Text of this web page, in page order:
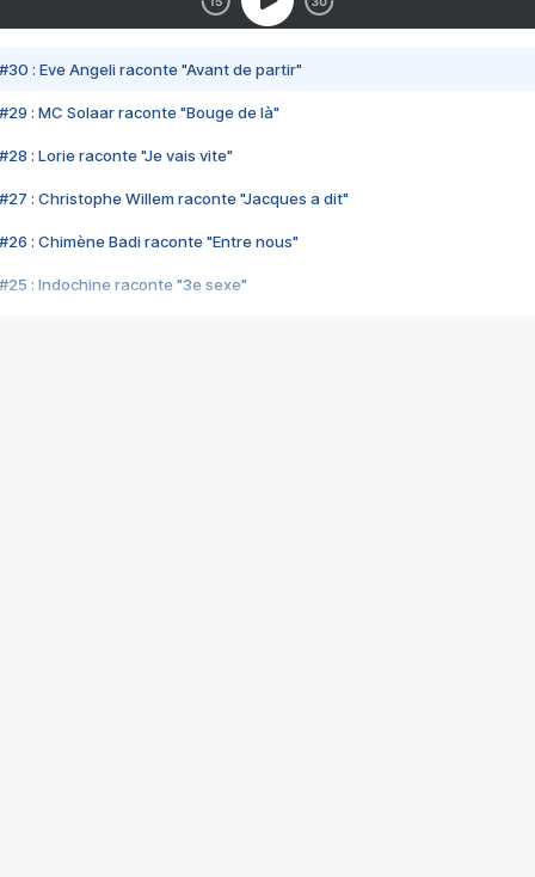
#30 : Eve Angeli raconte "Avant de partir"
#29 : MC Solaar raconte "Bouge de là"
#28 : Lorie raconte "Je vais vite"
#27 : Christophe Willem raconte "Jacques a dit"
#26 : Chimène Badi raconte "Entre nous"
#25 : Indochine raconte "3e sexe"